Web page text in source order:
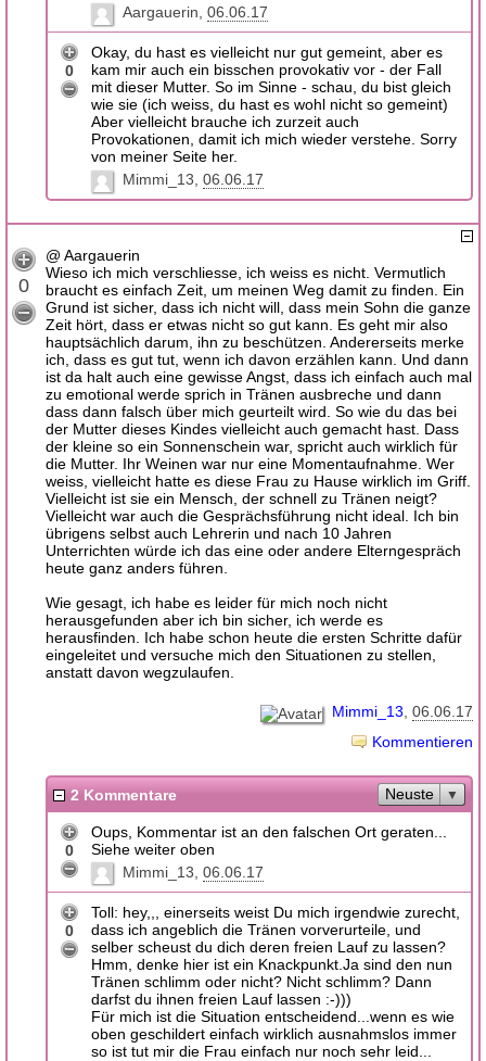
Aargauerin 06.06.17
0
Okay, du hast es vielleicht nur gut gemeint, aber es
kam mir auch ein bisschen provokativ vor - der Fall
mit dieser Mutter. So im Sinne - schau, du bist gleich
wie sie (ich weiss, du hast es wohl nicht so gemeint)
Aber vielleicht brauche ich zurzeit auch
Provokationen, damit ich mich wieder verstehe. Sorry
von meiner Seite her.
Mimmi_13 06.06.17
0
@ Aargauerin
Wieso ich mich verschliesse, ich weiss es nicht. Vermutlich
braucht es einfach Zeit, um meinen Weg damit zu finden. Ein
Grund ist sicher, dass ich nicht will, dass mein Sohn die ganze
Zeit hört, dass er etwas nicht so gut kann. Es geht mir also
hauptsächlich darum, ihn zu beschützen. Andererseits merke
ich, dass es gut tut, wenn ich davon erzählen kann. Und dann
ist da halt auch eine gewisse Angst, dass ich einfach auch mal
zu emotional werde sprich in Tränen ausbreche und dann
dass dann falsch über mich geurteilt wird. So wie du das bei
der Mutter dieses Kindes vielleicht auch gemacht hast. Dass
der kleine so ein Sonnenschein war, spricht auch wirklich für
die Mutter. Ihr Weinen war nur eine Momentaufnahme. Wer
weiss, vielleicht hatte es diese Frau zu Hause wirklich im Griff.
Vielleicht ist sie ein Mensch, der schnell zu Tränen neigt?
Vielleicht war auch die Gesprächsführung nicht ideal. Ich bin
übrigens selbst auch Lehrerin und nach 10 Jahren
Unterrichten würde ich das eine oder andere Elterngespräch
heute ganz anders führen.
Wie gesagt, ich habe es leider für mich noch nicht
herausgefunden aber ich bin sicher, ich werde es
herausfinden. Ich habe schon heute die ersten Schritte dafür
eingeleitet und versuche mich den Situationen zu stellen,
anstatt davon wegzulaufen.
Mimmi_13 06.06.17
Kommentieren
2 Kommentare Neuste
0
Oups, Kommentar ist an den falschen Ort geraten...
Siehe weiter oben
Mimmi_13 06.06.17
0
Toll: hey,,, einerseits weist Du mich irgendwie zurecht,
dass ich angeblich die Tränen vorverurteile, und
selber scheust du dich deren freien Lauf zu lassen?
Hmm, denke hier ist ein Knackpunkt.Ja sind den nun
Tränen schlimm oder nicht? Nicht schlimm? Dann
darfst du ihnen freien Lauf lassen :-)))
Für mich ist die Situation entscheidend...wenn es wie
oben geschildert einfach wirklich ausnahmslos immer
so ist tut mir die Frau einfach nur noch sehr leid...